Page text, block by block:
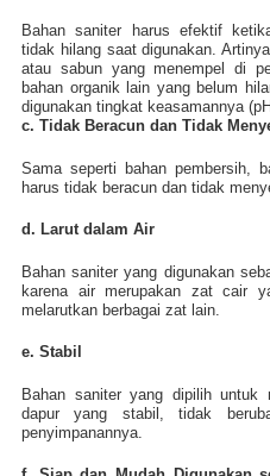
Bahan saniter harus efektif
tidak hilang saat digunakan.
atau sabun yang menempel di
bahan organik lain yang belum
digunakan tingkat keasamannya
c. Tidak Beracun dan Tidak
Sama seperti bahan pembersih,
harus tidak beracun dan tidak
d. Larut dalam Air
Bahan saniter yang digunakan
karena air merupakan zat cair
melarutkan berbagai zat lain.
e. Stabil
Bahan saniter yang dipilih untuk
dapur yang stabil, tidak
penyimpanannya.